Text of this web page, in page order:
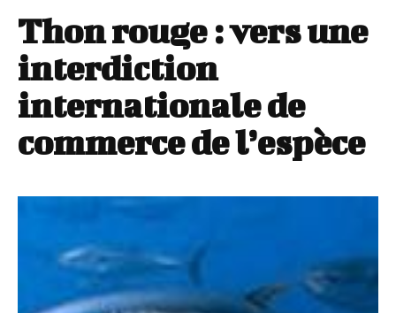
Thon rouge : vers une
interdiction
internationale de
commerce de l’espèce